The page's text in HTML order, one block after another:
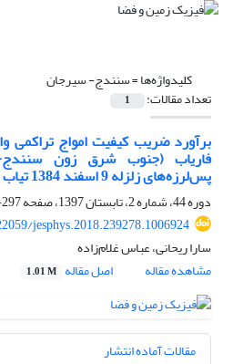
کلیدواژه‌ها =سنندج- سیرجان
تعداد مقالات: 1
برآورد ضریب کیفیت امواج تراکمی
فاریاب (جنوب شرق زون
پس‌لرزه‌های زلزله 9 اسفند 1384 تیاب
دوره 44، شماره 2، تابستان 1397، صفحه
297-306
jesphys.2018.239278.1006924
سارا ریحانی، عباس غلام‌زاده
مشاهده مقاله
اصل مقاله 1.01 M
مقالات آماده انتشار